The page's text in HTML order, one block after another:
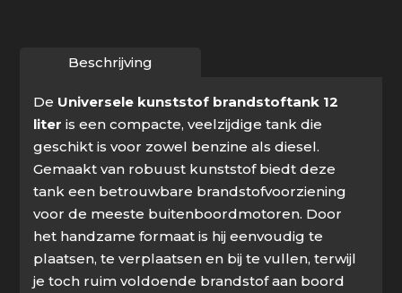
Beschrijving
De Universele kunststof brandstoftank 12
liter is een compacte, veelzijdige tank die
geschikt is voor zowel benzine als diesel.
Gemaakt van robuust kunststof biedt deze
tank een betrouwbare brandstofvoorziening
voor de meeste buitenboordmotoren. Door
het handzame formaat is hij eenvoudig te
plaatsen, te verplaatsen en bij te vullen, terwijl
je toch ruim voldoende brandstof aan boord